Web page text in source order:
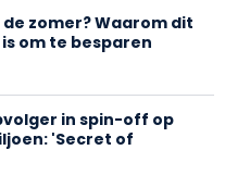
zomer? Waarom dit
om te besparen
in spin-off op
'Secret of